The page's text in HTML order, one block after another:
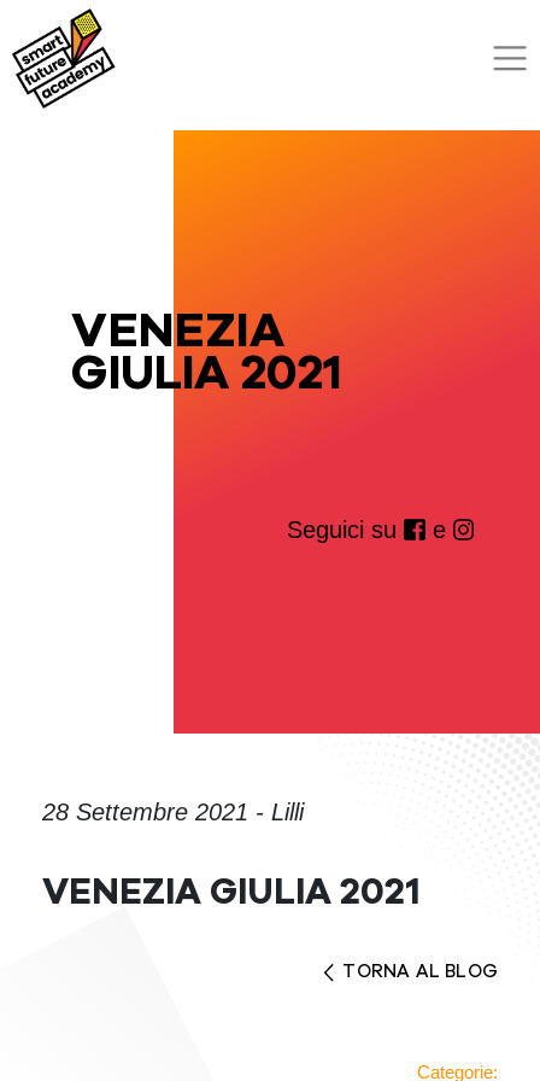
VENEZIA
GIULIA 2021
Seguici su e
28 Settembre 2021 - Lilli
VENEZIA GIULIA 2021
TORNA AL BLOG
Categorie: